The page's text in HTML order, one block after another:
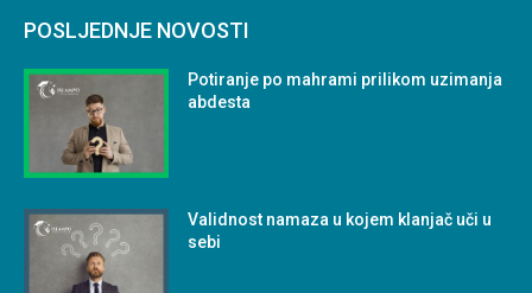
POSLJEDNJE NOVOSTI
Potiranje po mahrami prilikom uzimanja
abdesta
Validnost namaza u kojem klanjač uči u
sebi